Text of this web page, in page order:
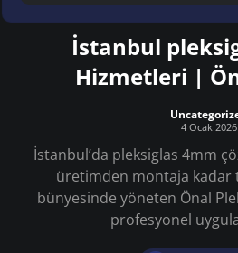
İstanbul
Hizmetleri |
4 Ocak 2026
İstanbul’da pleksiglas 4mm
üretimden montaja kadar
bünyesinde yöneten Önal
profesyonel